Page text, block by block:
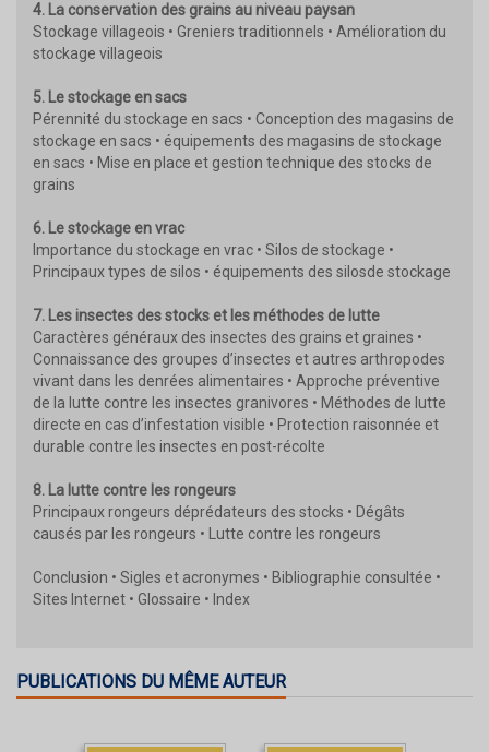
4. La conservation des grains au niveau paysan
Stockage villageois • Greniers traditionnels • Amélioration du
stockage villageois
5. Le stockage en sacs
Pérennité du stockage en sacs • Conception des magasins de
stockage en sacs • équipements des magasins de stockage
en sacs • Mise en place et gestion technique des stocks de
grains
6. Le stockage en vrac
Importance du stockage en vrac • Silos de stockage •
Principaux types de silos • équipements des silosde stockage
7. Les insectes des stocks et les méthodes de lutte
Caractères généraux des insectes des grains et graines •
Connaissance des groupes d’insectes et autres arthropodes
vivant dans les denrées alimentaires • Approche préventive
de la lutte contre les insectes granivores • Méthodes de lutte
directe en cas d’infestation visible • Protection raisonnée et
durable contre les insectes en post-récolte
8. La lutte contre les rongeurs
Principaux rongeurs déprédateurs des stocks • Dégâts
causés par les rongeurs • Lutte contre les rongeurs
Conclusion • Sigles et acronymes • Bibliographie consultée •
Sites Internet • Glossaire • Index
PUBLICATIONS DU MÊME AUTEUR